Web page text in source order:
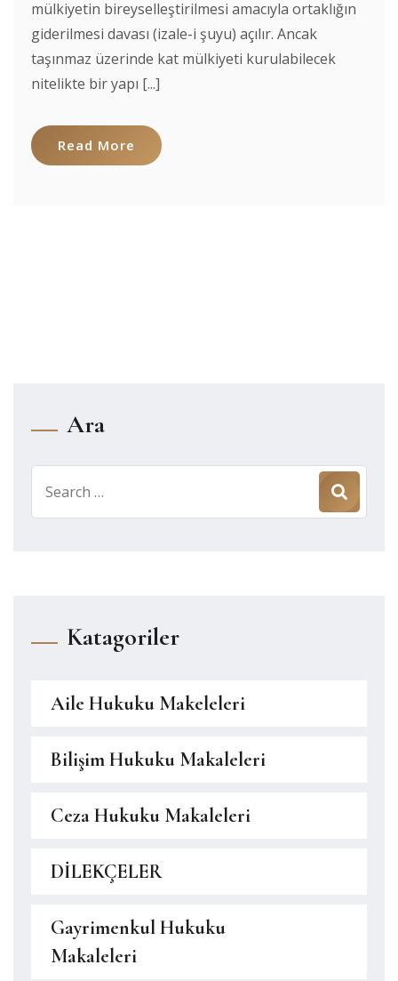
mülkiyetin bireyselleştirilmesi amacıyla ortaklığın
giderilmesi davası (izale-i şuyu) açılır. Ancak
taşınmaz üzerinde kat mülkiyeti kurulabilecek
nitelikte bir yapı [...]
Read More
Ara
for:
Katagoriler
Aile Hukuku Makeleleri
Bilişim Hukuku Makaleleri
Ceza Hukuku Makaleleri
DİLEKÇELER
Gayrimenkul Hukuku
Makaleleri